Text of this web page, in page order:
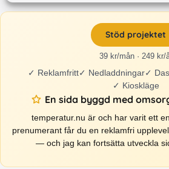
Stöd projektet
39 kr/mån · 249 kr/
✓ Reklamfritt✓ Nedladdningar✓
✓ Kioskläge
En sida byggd med
temperatur.nu är och har varit ett
prenumerant får du en reklamfri
— och jag kan fortsätta utveckla